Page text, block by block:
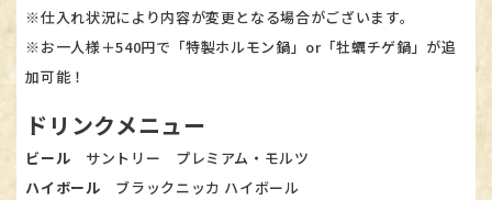
※仕入れ状況により内容が変更となる場合がございます。
※お一人様＋540円で「特製ホルモン鍋」or「牡蠣チゲ鍋」が追
加可能！​​​​​​​
ドリンクメニュー
ビール サントリー プレミアム・モルツ​​​​​​​
ハイボール ブラックニッカ ハイボール​​​​​​​